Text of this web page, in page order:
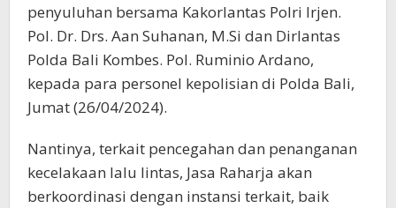
penyuluhan bersama Kakorlantas Polri Irjen.
Pol. Dr. Drs. Aan Suhanan, M.Si dan Dirlantas
Polda Bali Kombes. Pol. Ruminio Ardano,
kepada para personel kepolisian di Polda Bali,
Jumat (26/04/2024).
Nantinya, terkait pencegahan dan penanganan
kecelakaan lalu lintas, Jasa Raharja akan
berkoordinasi dengan instansi terkait, baik